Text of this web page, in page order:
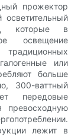
прожектор
осветительный
которые в
освещение
или
больше
300-ваттный
передовые
превосходную
лежит в